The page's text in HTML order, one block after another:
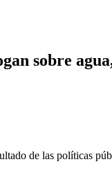
sobre
de las políticas